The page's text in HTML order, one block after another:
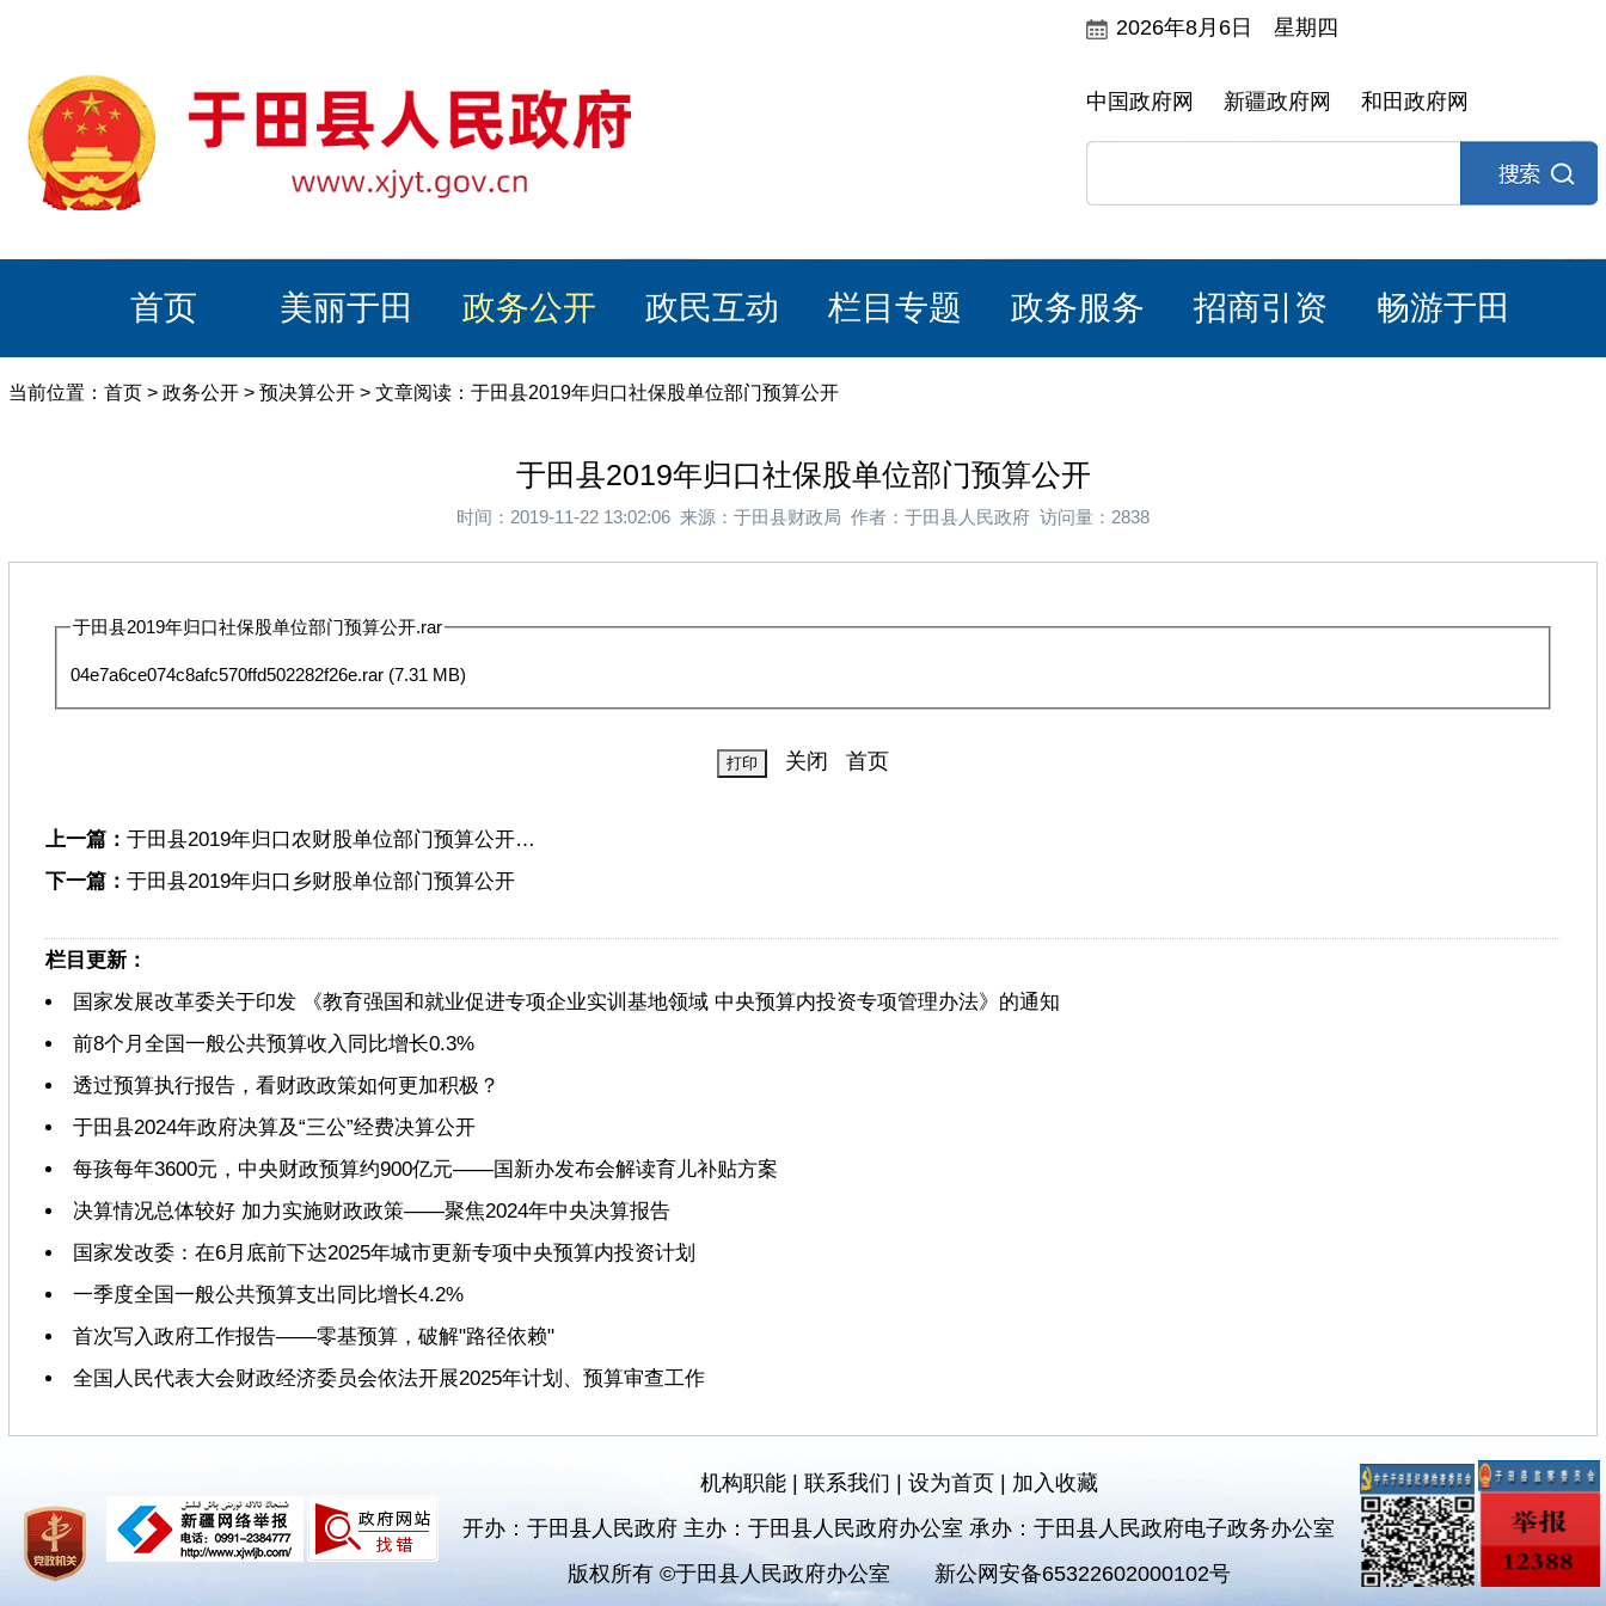
2026年8月6日 星期四
中国政府网 新疆政府网 和田政府网
首页 美丽于田 政务公开 政民互动 栏目专题 政务服务 招商引资 畅游于田
当前位置： 首页 > 政务公开 > 预决算公开 > 文章阅读：于田县2019年归口社保股单位部门预算公开
于田县2019年归口社保股单位部门预算公开
时间：2019-11-22 13:02:06 来源：于田县财政局 作者：于田县人民政府 访问量：2838
于田县2019年归口社保股单位部门预算公开.rar
04e7a6ce074c8afc570ffd502282f26e.rar (7.31 MB)
关闭 首页
上一篇： 于田县2019年归口农财股单位部门预算公开…
下一篇： 于田县2019年归口乡财股单位部门预算公开
栏目更新：
国家发展改革委关于印发 《教育强国和就业促进专项企业实训基地领域 中央预算内投资专项管理办法》的通知
前8个月全国一般公共预算收入同比增长0.3%
透过预算执行报告，看财政政策如何更加积极？
于田县2024年政府决算及“三公”经费决算公开
每孩每年3600元，中央财政预算约900亿元——国新办发布会解读育儿补贴方案
决算情况总体较好 加力实施财政政策——聚焦2024年中央决算报告
国家发改委：在6月底前下达2025年城市更新专项中央预算内投资计划
一季度全国一般公共预算支出同比增长4.2%
首次写入政府工作报告——零基预算，破解"路径依赖"
全国人民代表大会财政经济委员会依法开展2025年计划、预算审查工作
机构职能| 联系我们 | 设为首页| 加入收藏
开办：于田县人民政府 主办：于田县人民政府办公室 承办：于田县人民政府电子政务办公室
版权所有 ©于田县人民政府办公室
新公网安备65322602000102号